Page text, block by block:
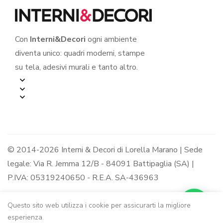
Con Interni&Decori ogni ambiente
diventa unico: quadri moderni, stampe
su tela, adesivi murali e tanto altro.
© 2014-2026 Interni & Decori di Lorella Marano | Sede
legale: Via R. Jemma 12/B - 84091 Battipaglia (SA) |
P.IVA: 05319240650 - R.E.A. SA-436963
Questo sito web utilizza i cookie per assicurarti la migliore
esperienza.